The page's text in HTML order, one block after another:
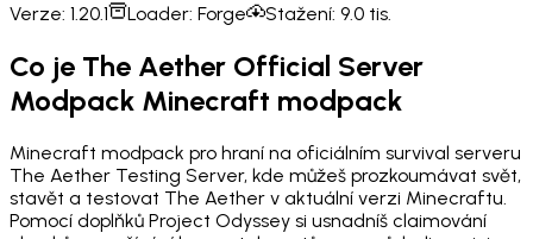
Verze: 1.20.1 Loader: Forge Stažení: 9.0 tis.
Co je The Aether Official Server
Modpack Minecraft modpack
Minecraft modpack pro hraní na oficiálním survival serveru
The Aether Testing Server, kde můžeš prozkoumávat svět,
stavět a testovat The Aether v aktuální verzi Minecraftu.
Pomocí doplňků Project Odyssey si usnadníš claimování